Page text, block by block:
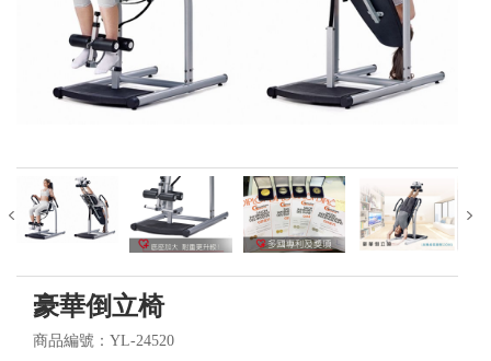
豪華倒立椅
商品編號：YL-24520